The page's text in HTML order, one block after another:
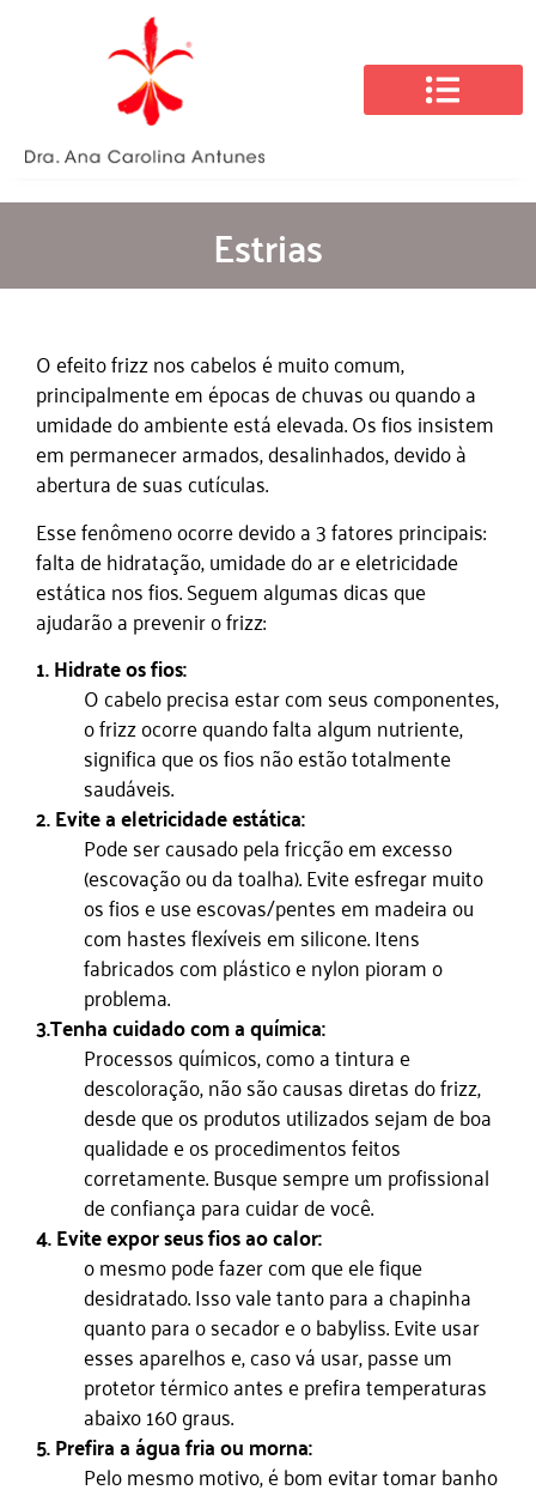
Estrias
O efeito frizz nos cabelos é muito comum,
principalmente em épocas de chuvas ou quando a
umidade do ambiente está elevada. Os fios insistem
em permanecer armados, desalinhados, devido à
abertura de suas cutículas.
Esse fenômeno ocorre devido a 3 fatores principais:
falta de hidratação, umidade do ar e eletricidade
estática nos fios. Seguem algumas dicas que
ajudarão a prevenir o frizz:
1. Hidrate os fios:
O cabelo precisa estar com seus componentes,
o frizz ocorre quando falta algum nutriente,
significa que os fios não estão totalmente
saudáveis.
2. Evite a eletricidade estática:
Pode ser causado pela fricção em excesso
(escovação ou da toalha). Evite esfregar muito
os fios e use escovas/pentes em madeira ou
com hastes flexíveis em silicone. Itens
fabricados com plástico e nylon pioram o
problema.
3.Tenha cuidado com a química:
Processos químicos, como a tintura e
descoloração, não são causas diretas do frizz,
desde que os produtos utilizados sejam de boa
qualidade e os procedimentos feitos
corretamente. Busque sempre um profissional
de confiança para cuidar de você.
4. Evite expor seus fios ao calor:
o mesmo pode fazer com que ele fique
desidratado. Isso vale tanto para a chapinha
quanto para o secador e o babyliss. Evite usar
esses aparelhos e, caso vá usar, passe um
protetor térmico antes e prefira temperaturas
abaixo 160 graus.
5. Prefira a água fria ou morna:
Pelo mesmo motivo, é bom evitar tomar banho